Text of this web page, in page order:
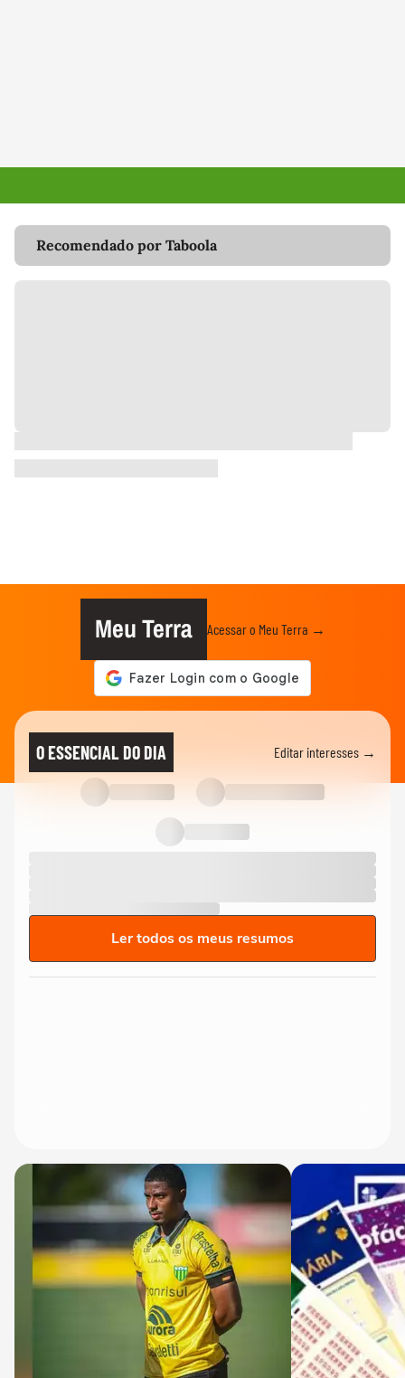
Recomendado por Taboola
Meu Terra Acessar o Meu Terra →
O ESSENCIAL DO DIA Editar interesses →
Ler todos os meus resumos